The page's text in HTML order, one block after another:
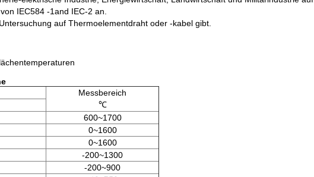
IEC584 -1and IEC-2 an.
auf Thermoelementdraht oder -kabel gibt.
Messbereich
℃
600~1700
0~1600
0~1600
-200~1300
-200~900